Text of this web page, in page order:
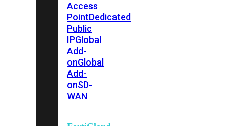
Access
PointDedicated
Public
IPGlobal
Add-
onGlobal
Add-
onSD-
WAN